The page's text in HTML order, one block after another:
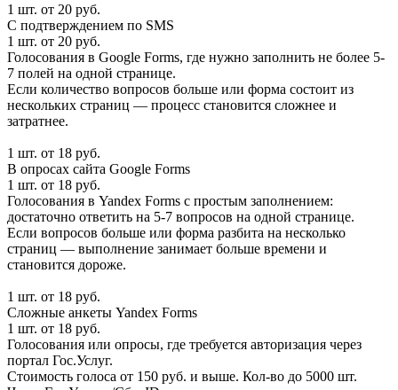
1 шт. от 20 руб.
С подтверждением по SMS
1 шт. от 20 руб.
Голосования в Google Forms, где нужно заполнить не более 5-
7 полей на одной странице.
Если количество вопросов больше или форма состоит из
нескольких страниц — процесс становится сложнее и
затратнее.
1 шт. от 18 руб.
В опросах сайта Google Forms
1 шт. от 18 руб.
Голосования в Yandex Forms с простым заполнением:
достаточно ответить на 5-7 вопросов на одной странице.
Если вопросов больше или форма разбита на несколько
страниц — выполнение занимает больше времени и
становится дороже.
1 шт. от 18 руб.
Сложные анкеты Yandex Forms
1 шт. от 18 руб.
Голосования или опросы, где требуется авторизация через
портал Гос.Услуг.
Стоимость голоса от 150 руб. и выше. Кол-во до 5000 шт.